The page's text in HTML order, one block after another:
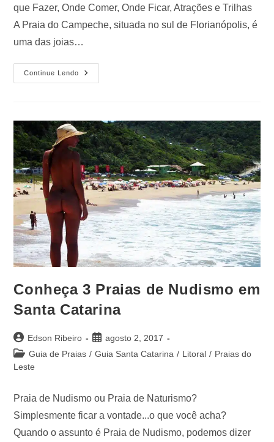
que Fazer, Onde Comer, Onde Ficar, Atrações e Trilhas
A Praia do Campeche, situada no sul de Florianópolis, é
uma das joias…
Continue Lendo
Conheça 3 Praias de Nudismo em
Santa Catarina
Edson Ribeiro
agosto 2, 2017
Guia de Praias / Guia Santa Catarina / Litoral / Praias do
Leste
Praia de Nudismo ou Praia de Naturismo?
Simplesmente ficar a vontade...o que você acha?
Quando o assunto é Praia de Nudismo, podemos dizer